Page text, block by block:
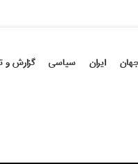
ایران سیاسی گزارش و